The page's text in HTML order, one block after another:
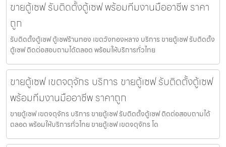
ขายตู้เซฟ รับติดตั้งตู้เซฟ พร้อมทีมงานมืออาชีพ ราคา
ถูก
รับติดตั้งตู้เซฟ ตู้เซฟร้านทอง เขตวังทองหลาง บริการ ขายตู้เซฟ รับติดตั้ง
ตู้เซฟ ติดต่อสอบถามได้ตลอด พร้อมให้บริการทั่วไทย
ขายตู้เซฟ เขตจตุจักร บริการ ขายตู้เซฟ รับติดตั้งตู้เซฟ
พร้อมทีมงานมืออาชีพ ราคาถูก
ขายตู้เซฟ เขตจตุจักร บริการ ขายตู้เซฟ รับติดตั้งตู้เซฟ ติดต่อสอบถามได้
ตลอด พร้อมให้บริการทั่วไทย ขายตู้เซฟ เขตจตุจักร โด